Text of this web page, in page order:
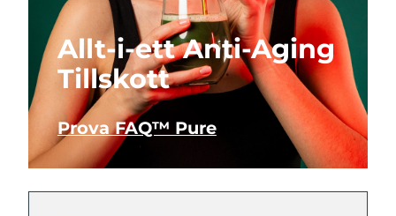
Allt-i-ett Anti-Aging
Tillskott
Prova FAQ™ Pure